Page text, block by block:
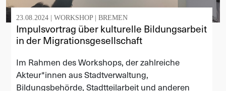
23.08.2024 | WORKSHOP BREMEN
Impulsvortrag über kulturelle Bildungsarbeit
in der Migrationsgesellschaft
Im Rahmen des Workshops, der zahlreiche
Akteur*innen aus Stadtverwaltung,
Bildungsbehörde, Stadtteilarbeit und anderen